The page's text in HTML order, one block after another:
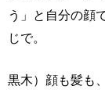
う」と自分の顔
じで。
黒木）顔も髪も